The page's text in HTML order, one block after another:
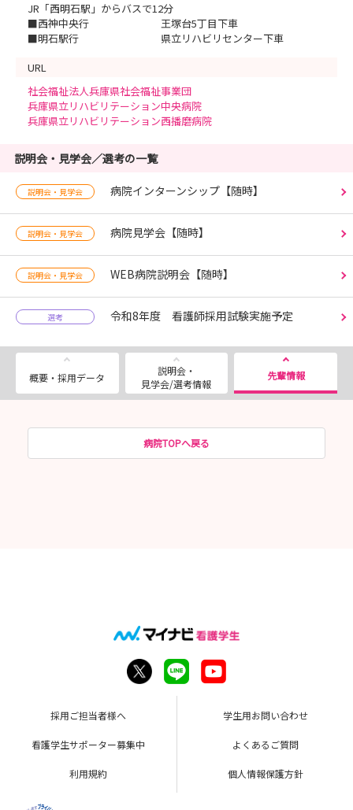
JR「西明石駅」からバスで12分
■西神中央行 王塚台5丁目下車
■明石駅行 県立リハビリセンター下車
URL
社会福祉法人兵庫県社会福祉事業団
兵庫県立リハビリテーション中央病院
兵庫県立リハビリテーション西播磨病院
説明会・見学会／選考の一覧
説明会・見学会 病院インターンシップ【随時】
説明会・見学会 病院見学会【随時】
説明会・見学会 WEB病院説明会【随時】
選考 令和8年度 看護師採用試験実施予定
概要・採用データ
説明会・
見学会/選考情報
先輩情報
病院TOPへ戻る
採用ご担当者様へ 学生用お問い合わせ
看護学生サポーター募集中 よくあるご質問
利用規約 個人情報保護方針